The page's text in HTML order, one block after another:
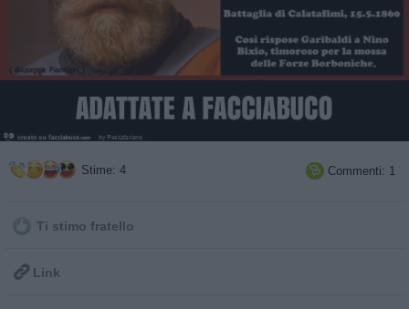
Stime: 4  Commenti: 1
Ti stimo fratello
 Link